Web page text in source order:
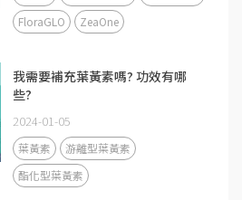
FloraGLO
ZeaOne
我需要補充葉黃素嗎? 功效有哪
些?
2024-01-05
葉黃素
游離型葉黃素
酯化型葉黃素